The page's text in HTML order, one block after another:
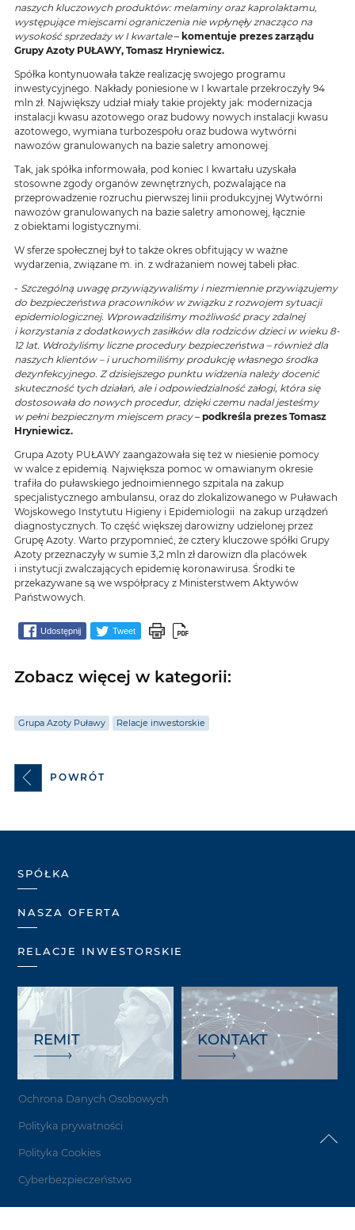
naszych kluczowych produktów: melaminy oraz kaprolaktamu,
występujące miejscami ograniczenia nie wpłynęły znacząco na
wysokość sprzedaży w I kwartale– komentuje prezes zarządu
Grupy Azoty PUŁAWY, Tomasz Hryniewicz.
Spółka kontynuowała także realizację swojego programu
inwestycyjnego. Nakłady poniesione w I kwartale przekroczyły 94
mln zł. Największy udział miały takie projekty jak: modernizacja
instalacji kwasu azotowego oraz budowy nowych instalacji kwasu
azotowego, wymiana turbozespołu oraz budowa wytwórni
nawozów granulowanych na bazie saletry amonowej.
Tak, jak spółka informowała, pod koniec I kwartału uzyskała
stosowne zgody organów zewnętrznych, pozwalające na
przeprowadzenie rozruchu pierwszej linii produkcyjnej Wytwórni
nawozów granulowanych na bazie saletry amonowej, łącznie
z obiektami logistycznymi.
W sferze społecznej był to także okres obfitujący w ważne
wydarzenia, związane m. in. z wdrażaniem nowej tabeli płac.
- Szczególną uwagę przywiązywaliśmy i niezmiennie przywiązujemy
do bezpieczeństwa pracowników w związku z rozwojem sytuacji
epidemiologicznej. Wprowadziliśmy możliwość pracy zdalnej
i korzystania z dodatkowych zasiłków dla rodziców dzieci w wieku 8-
12 lat. Wdrożyliśmy liczne procedury bezpieczeństwa – również dla
naszych klientów – i uruchomiliśmy produkcję własnego środka
dezynfekcyjnego. Z dzisiejszego punktu widzenia należy docenić
skuteczność tych działań, ale i odpowiedzialność załogi, która się
dostosowała do nowych procedur, dzięki czemu nadal jesteśmy
w pełni bezpiecznym miejscem pracy– podkreśla prezes Tomasz
Hryniewicz.
Grupa Azoty PUŁAWY zaangażowała się też w niesienie pomocy
w walce z epidemią. Największa pomoc w omawianym okresie
trafiła do puławskiego jednoimiennego szpitala na zakup
specjalistycznego ambulansu, oraz do zlokalizowanego w Puławach
Wojskowego Instytutu Higieny i Epidemiologii na zakup urządzeń
diagnostycznych. To część większej darowizny udzielonej przez
Grupę Azoty. Warto przypomnieć, że cztery kluczowe spółki Grupy
Azoty przeznaczyły w sumie 3,2 mln zł darowizn dla placówek
i instytucji zwalczających epidemię koronawirusa. Środki te
przekazywane są we współpracy z Ministerstwem Aktywów
Państwowych.
Udostępnij Tweet
Zobacz więcej w kategorii:
Grupa Azoty Puławy Relacje inwestorskie
POWRÓT
SPÓŁKA
NASZA OFERTA
RELACJE INWESTORSKIE
REMIT KONTAKT
Ochrona Danych Osobowych
Polityka prywatności
Polityka Cookies
Cyberbezpieczeństwo